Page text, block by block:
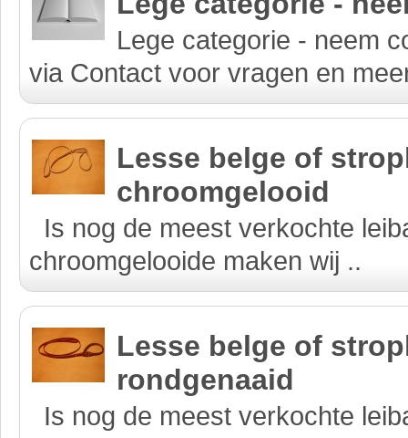
Lege categorie - neem
via Contact voor vragen en
Lesse belge of
chroomgelooid
Is nog de meest verkochte
chroomgelooide maken wij ..
Lesse belge of
rondgenaaid
Is nog de meest verkochte